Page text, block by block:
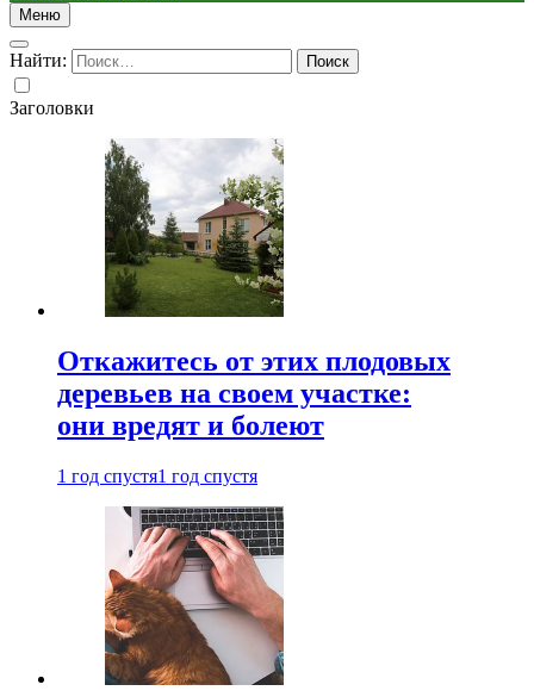
Меню
Найти:
Заголовки
Откажитесь от этих плодовых
деревьев на своем участке:
они вредят и болеют
1 год спустя1 год спустя